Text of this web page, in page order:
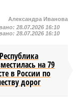
Александра Иванова
28.07.2026 16:10
28.07.2026 16:10
Республика
на 79
в России по
дорог